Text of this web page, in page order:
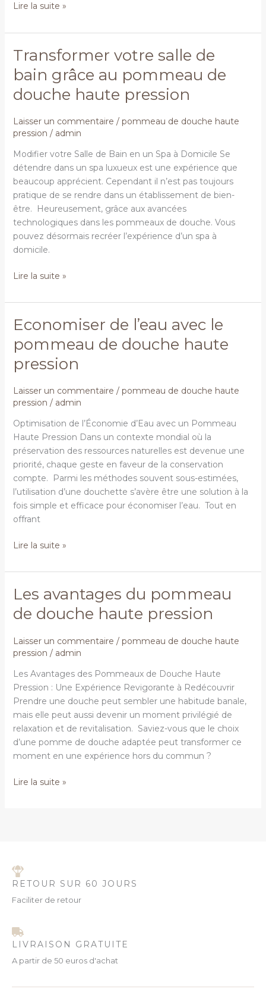
Lire la suite »
Transformer votre salle de
bain grâce au pommeau de
douche haute pression
Laisser un commentaire / pommeau de douche haute
pression / admin
Modifier votre Salle de Bain en un Spa à Domicile Se
détendre dans un spa luxueux est une expérience que
beaucoup apprécient. Cependant il n’est pas toujours
pratique de se rendre dans un établissement de bien-
être. Heureusement, grâce aux avancées
technologiques dans les pommeaux de douche. Vous
pouvez désormais recréer l’expérience d’un spa à
domicile.
Transformer
salle
de
grâce
au
pression
Lire la suite »
Economiser de l’eau avec le
pommeau de douche haute
pression
Laisser un commentaire / pommeau de douche haute
pression / admin
Optimisation de l’Économie d’Eau avec un Pommeau
Haute Pression Dans un contexte mondial où la
préservation des ressources naturelles est devenue une
priorité, chaque geste en faveur de la conservation
compte. Parmi les méthodes souvent sous-estimées,
l’utilisation d’une douchette s’avère être une solution à la
fois simple et efficace pour économiser l’eau. Tout en
offrant
Economiser
l’eau
avec
le
pommeau
de
haute
Lire la suite »
Les avantages du pommeau
de douche haute pression
Laisser un commentaire / pommeau de douche haute
pression / admin
Les Avantages des Pommeaux de Douche Haute
Pression : Une Expérience Revigorante à Redécouvrir
Prendre une douche peut sembler une habitude banale,
mais elle peut aussi devenir un moment privilégié de
relaxation et de revitalisation. Saviez-vous que le choix
d’une pomme de douche adaptée peut transformer ce
moment en une expérience hors du commun ?
Les
du
de
douche
haute
pression
Lire la suite »
RETOUR SUR 60 JOURS
Faciliter de retour
LIVRAISON GRATUITE
A partir de 50 euros d'achat